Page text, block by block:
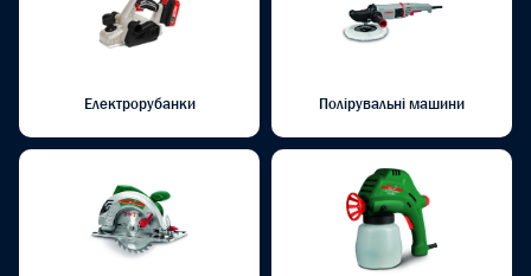
Електрорубанки Полірувальні машини